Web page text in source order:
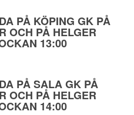
PÅ KÖPING GK PÅ
OCH PÅ HELGER
13:00
PÅ SALA GK PÅ
OCH PÅ HELGER
14:00